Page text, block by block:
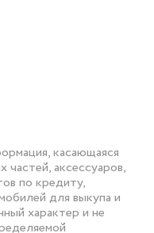
касающаяся
частей, аксессуаров,
по кредиту,
для выкупа и
характер и не